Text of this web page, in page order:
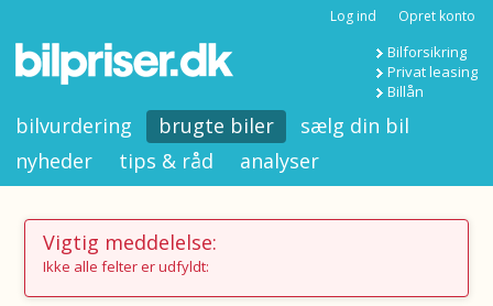
Log ind Opret konto
Bilforsikring
Privat leasing
Billån
bilvurdering brugte biler
sælg din bil
nyheder
tips & råd analyser
Vigtig meddelelse:
Ikke alle felter er udfyldt: